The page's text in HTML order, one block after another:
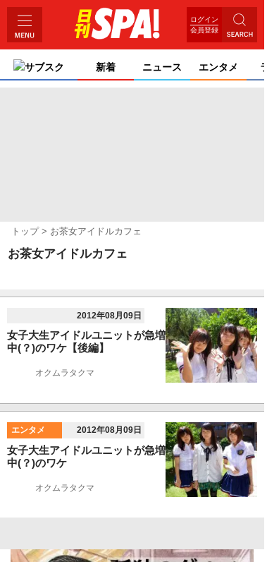
ログイン
会員登録
サブスク 新着 ニュース エンタメ
トップ お茶女アイドルカフェ
お茶女アイドルカフェ
2012年08月09日
女子大生アイドルユニットが急増
中(？)のワケ【後編】
オクムラタクマ
エンタメ 2012年08月09日
女子大生アイドルユニットが急増
中(？)のワケ
オクムラタクマ